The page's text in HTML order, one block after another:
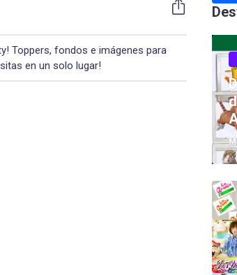
Toppers, fondos e imágenes para
en un solo lugar!